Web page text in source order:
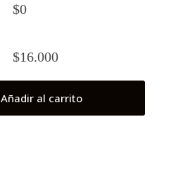
$0
$16.000
Añadir al carrito